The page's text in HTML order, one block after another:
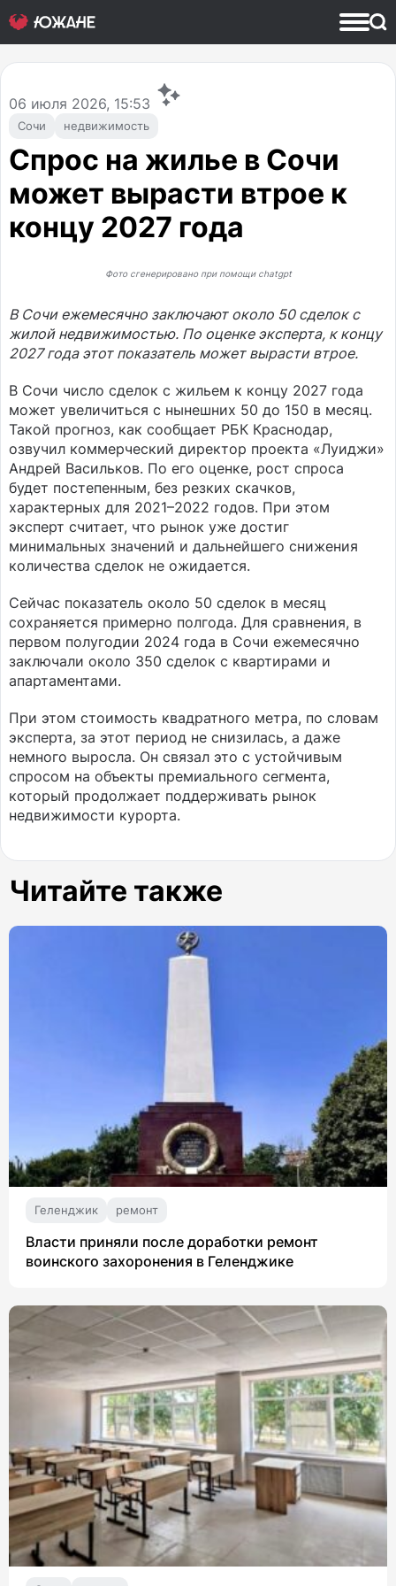
Сочи недвижимость
06 июля 2026, 15:53
Спрос на жилье в Сочи
может вырасти втрое к
концу 2027 года
Фото сгенерировано при помощи chatgpt
В Сочи ежемесячно заключают около 50 сделок с
жилой недвижимостью. По оценке эксперта, к концу
2027 года этот показатель может вырасти втрое.
В Сочи число сделок с жильем к концу 2027 года
может увеличиться с нынешних 50 до 150 в месяц.
Такой прогноз, как сообщает РБК Краснодар,
озвучил коммерческий директор проекта «Луиджи»
Андрей Васильков. По его оценке, рост спроса
будет постепенным, без резких скачков,
характерных для 2021–2022 годов. При этом
эксперт считает, что рынок уже достиг
минимальных значений и дальнейшего снижения
количества сделок не ожидается.
Сейчас показатель около 50 сделок в месяц
сохраняется примерно полгода. Для сравнения, в
первом полугодии 2024 года в Сочи ежемесячно
заключали около 350 сделок с квартирами и
апартаментами.
При этом стоимость квадратного метра, по словам
эксперта, за этот период не снизилась, а даже
немного выросла. Он связал это с устойчивым
спросом на объекты премиального сегмента,
который продолжает поддерживать рынок
недвижимости курорта.
Читайте также
Геленджик ремонт
Власти приняли после доработки ремонт
воинского захоронения в Геленджике